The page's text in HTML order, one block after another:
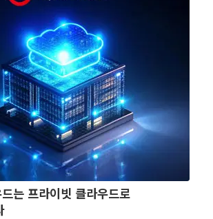
는 프라이빗 클라우드로